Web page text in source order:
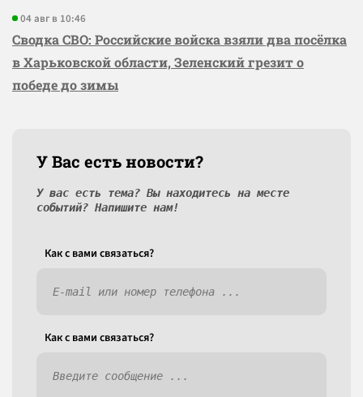
04 авг в 10:46
Сводка СВО: Российские войска взяли два посёлка
в Харьковской области, Зеленский грезит о
победе до зимы
У Вас есть новости?
У вас есть тема? Вы находитесь на месте
событий? Напишите нам!
Как c вами связаться?
Как c вами связаться?